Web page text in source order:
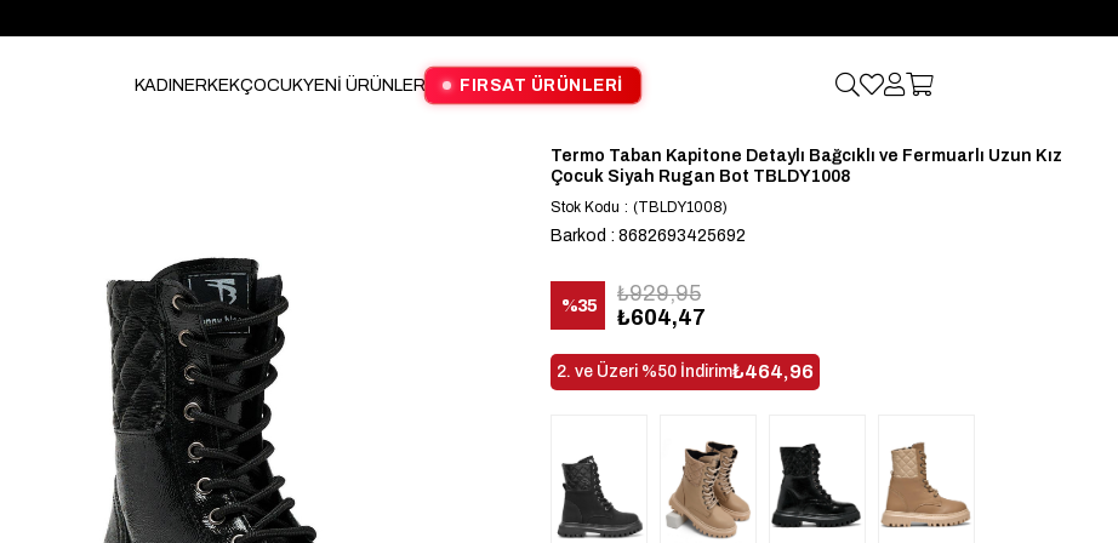
KADINERKEKÇOCUKYENİ ÜRÜNLER FIRSAT ÜRÜNLERİ
Termo Taban Kapitone Detaylı Bağcıklı ve Fermuarlı Uzun Kız
Çocuk Siyah Rugan Bot TBLDY1008
Stok Kodu (TBLDY1008)
Barkod : 8682693425692
%35
İndirim
₺929,95
₺604,47
2. ve Üzeri %50 İndirim₺464,96